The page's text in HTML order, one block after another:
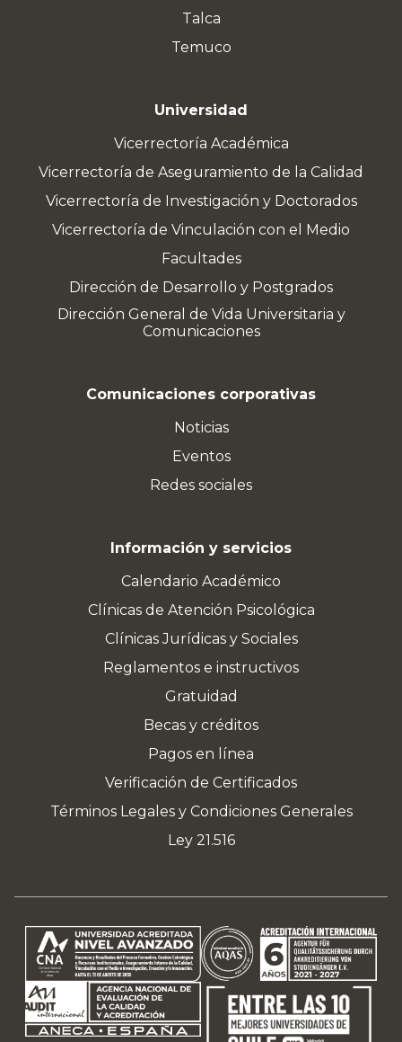
Talca
Temuco
Universidad
Vicerrectoría Académica
Vicerrectoría de Aseguramiento de la Calidad
Vicerrectoría de Investigación y Doctorados
Vicerrectoría de Vinculación con el Medio
Facultades
Dirección de Desarrollo y Postgrados
Dirección General de Vida Universitaria y
Comunicaciones
Comunicaciones corporativas
Noticias
Eventos
Redes sociales
Información y servicios
Calendario Académico
Clínicas de Atención Psicológica
Clínicas Jurídicas y Sociales
Reglamentos e instructivos
Gratuidad
Becas y créditos
Pagos en línea
Verificación de Certificados
Términos Legales y Condiciones Generales
Ley 21.516